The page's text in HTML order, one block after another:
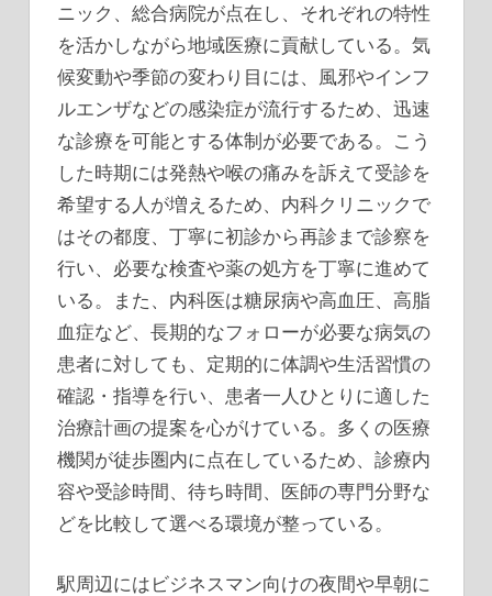
ニック、総合病院が点在し、それぞれの特性
を活かしながら地域医療に貢献している。気
候変動や季節の変わり目には、風邪やインフ
ルエンザなどの感染症が流行するため、迅速
な診療を可能とする体制が必要である。こう
した時期には発熱や喉の痛みを訴えて受診を
希望する人が増えるため、内科クリニックで
はその都度、丁寧に初診から再診まで診察を
行い、必要な検査や薬の処方を丁寧に進めて
いる。また、内科医は糖尿病や高血圧、高脂
血症など、長期的なフォローが必要な病気の
患者に対しても、定期的に体調や生活習慣の
確認・指導を行い、患者一人ひとりに適した
治療計画の提案を心がけている。多くの医療
機関が徒歩圏内に点在しているため、診療内
容や受診時間、待ち時間、医師の専門分野な
どを比較して選べる環境が整っている。
駅周辺にはビジネスマン向けの夜間や早朝に